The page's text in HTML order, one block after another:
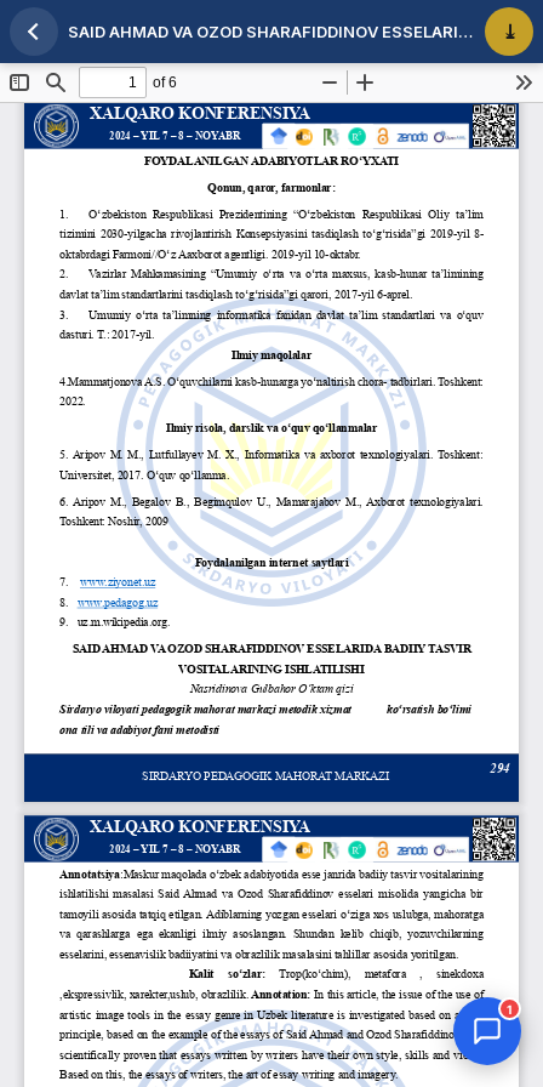
Maqola tafsilotlariga qaytish SAID AHMAD VA OZOD SHARAFIDDINOV ESSELARIDA BADIIY TASVIR VOSITALARINING ISHLATILISHI
1
Jurnal Yordamchisi
Onlayn